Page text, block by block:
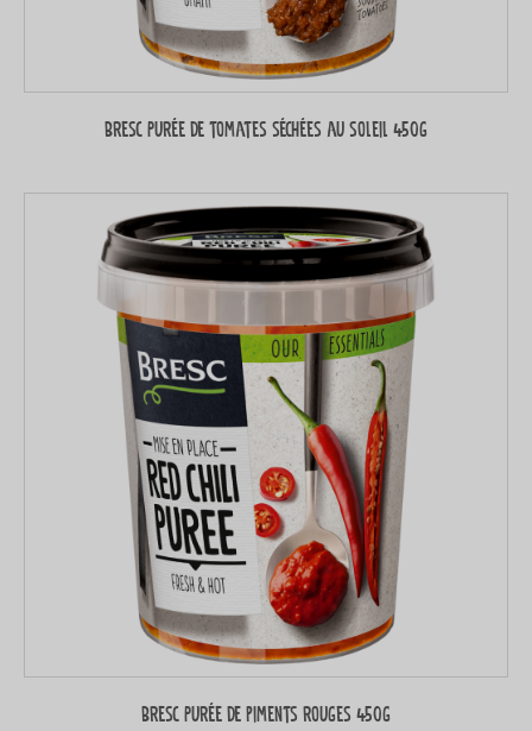
Bresc Purée de tomates séchées au soleil 450g
Bresc Purée de piments rouges 450g